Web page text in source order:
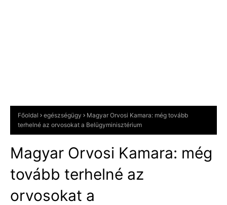
Főoldal egészségügy
Magyar Orvosi Kamara: még tovább
terhelné az orvosokat a Belügyminisztérium
Magyar Orvosi Kamara: még
tovább terhelné az
orvosokat a